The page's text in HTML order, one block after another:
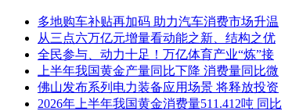
多地购车补贴再加码 助力汽车消费市场升温
从三点六万亿元增量看动能之新、结构之优
全民参与、动力十足！万亿体育产业“炼”接
上半年我国黄金产量同比下降 消费量同比微
佛山发布系列电力装备应用场景 将释放投资
2026年上半年我国黄金消费量511.412吨 同比